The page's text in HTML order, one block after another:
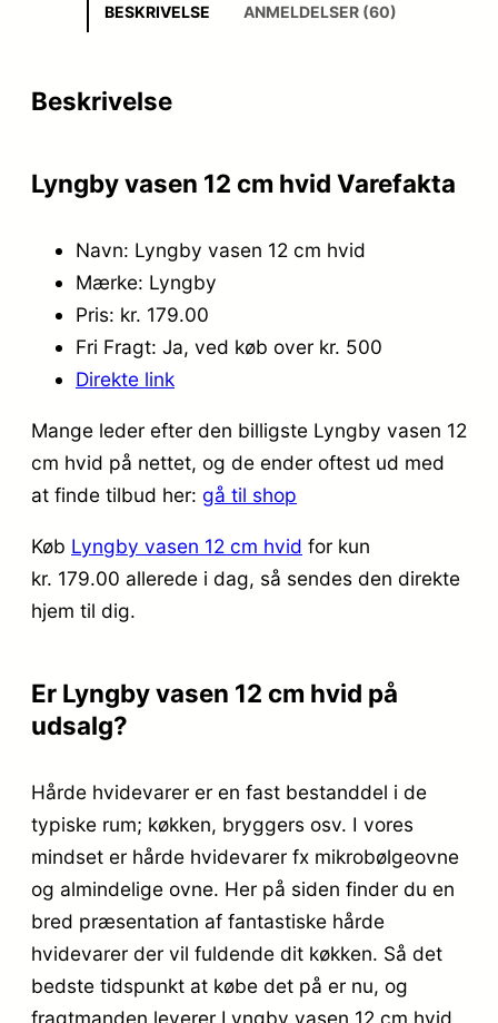
BESKRIVELSE ANMELDELSER (60)
Beskrivelse
Lyngby vasen 12 cm hvid Varefakta
Navn: Lyngby vasen 12 cm hvid
Mærke: Lyngby
Pris: kr. 179.00
Fri Fragt: Ja, ved køb over kr. 500
Direkte link
Mange leder efter den billigste Lyngby vasen 12
cm hvid på nettet, og de ender oftest ud med
at finde tilbud her: gå til shop
Køb Lyngby vasen 12 cm hvid for kun
kr. 179.00 allerede i dag, så sendes den direkte
hjem til dig.
Er Lyngby vasen 12 cm hvid på
udsalg?
Hårde hvidevarer er en fast bestanddel i de
typiske rum; køkken, bryggers osv. I vores
mindset er hårde hvidevarer fx mikrobølgeovne
og almindelige ovne. Her på siden finder du en
bred præsentation af fantastiske hårde
hvidevarer der vil fuldende dit køkken. Så det
bedste tidspunkt at købe det på er nu, og
fragtmanden leverer Lyngby vasen 12 cm hvid